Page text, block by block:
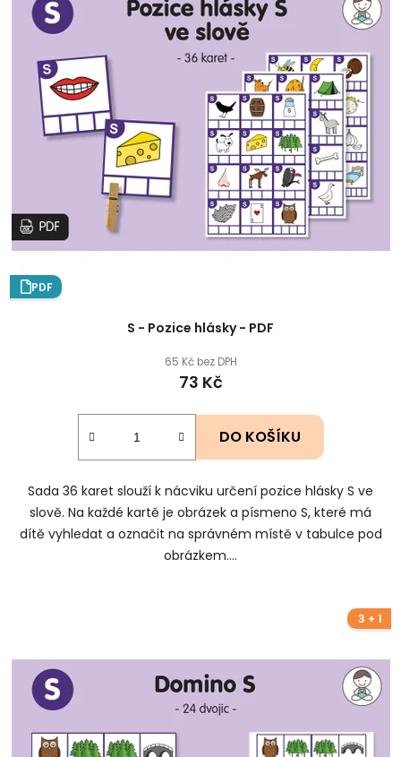
PDF
S - Pozice hlásky - PDF
65 Kč bez DPH
73 Kč
DO KOŠÍKU
Sada 36 karet slouží k nácviku určení pozice hlásky S ve
slově. Na každé kartě je obrázek a písmeno S, které má
dítě vyhledat a označit na správném místě v tabulce pod
obrázkem....
3 + 1